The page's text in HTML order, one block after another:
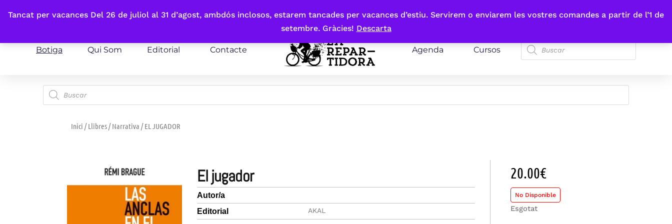
Tancat per vacances Del 26 de juliol al 31 d’agost, ambdós inclosos, estarem tancades per vacances d’estiu. Servirem o enviarem les vostres comandes a partir de l’1 de
setembre. Gràcies! Descarta
Fes-te'n sòcia
Botiga Qui Som Editorial Contacte Agenda Cursos
Inici /Llibres/Narrativa / EL JUGADOR
el jugador
Autor/a
Editorial
AKAL
20.00€
No Disponible
Esgotat